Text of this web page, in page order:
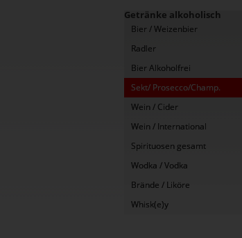
Getränke alkoholisch
Bier / Weizenbier
Radler
Bier Alkoholfrei
Sekt/ Prosecco/Champ.
Wein / Cider
Wein / International
Spirituosen gesamt
Wodka / Vodka
Brände / Liköre
Whisk(e)y